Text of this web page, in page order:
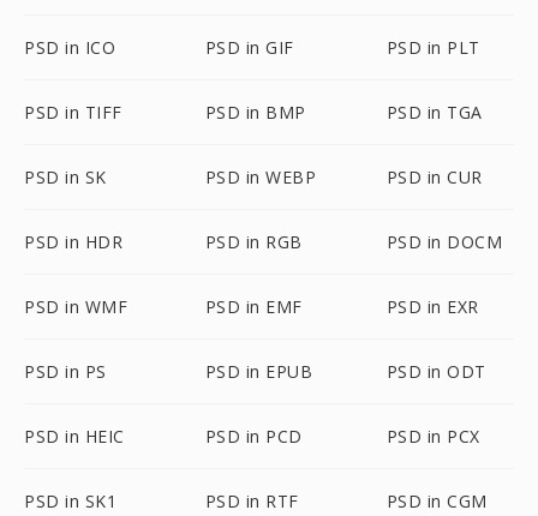
PSD in ICO PSD in GIF PSD in PLT
PSD in TIFF PSD in BMP PSD in TGA
PSD in SK PSD in WEBP PSD in CUR
PSD in HDR PSD in RGB PSD in DOCM
PSD in WMF PSD in EMF PSD in EXR
PSD in PS PSD in EPUB PSD in ODT
PSD in HEIC PSD in PCD PSD in PCX
PSD in SK1 PSD in RTF PSD in CGM